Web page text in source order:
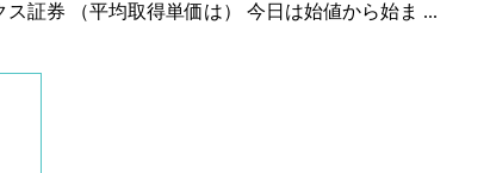
証券 （平均取得単価は） 今日は始値から始ま ...